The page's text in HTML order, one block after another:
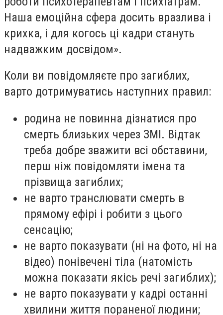
Наша емоційна сфера досить вразлива і
крихка, і для когось ці кадри стануть
надважким досвідом».
Коли ви повідомляєте про загиблих,
варто дотримуватись наступних правил:
родина не повинна дізнатися про
смерть близьких через ЗМІ. Відтак
треба добре зважити всі обставини,
перш ніж повідомляти імена та
прізвища загиблих;
не варто транслювати смерть в
прямому ефірі і робити з цього
сенсацію;
не варто показувати (ні на фото, ні на
відео) понівечені тіла (натомість
можна показати якісь речі загиблих);
не варто показувати у кадрі останні
хвилини життя пораненої людини;